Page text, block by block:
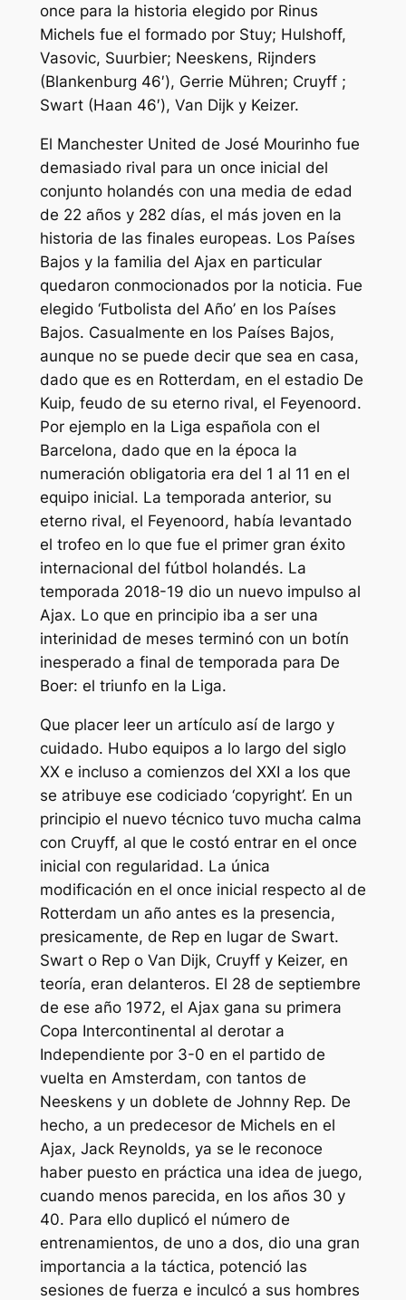
once para la historia elegido por Rinus
Michels fue el formado por Stuy; Hulshoff,
Vasovic, Suurbier; Neeskens, Rijnders
(Blankenburg 46′), Gerrie Mühren; Cruyff ;
Swart (Haan 46′), Van Dijk y Keizer.
El Manchester United de José Mourinho fue
demasiado rival para un once inicial del
conjunto holandés con una media de edad
de 22 años y 282 días, el más joven en la
historia de las finales europeas. Los Países
Bajos y la familia del Ajax en particular
quedaron conmocionados por la noticia. Fue
elegido ‘Futbolista del Año’ en los Países
Bajos. Casualmente en los Países Bajos,
aunque no se puede decir que sea en casa,
dado que es en Rotterdam, en el estadio De
Kuip, feudo de su eterno rival, el Feyenoord.
Por ejemplo en la Liga española con el
Barcelona, dado que en la época la
numeración obligatoria era del 1 al 11 en el
equipo inicial. La temporada anterior, su
eterno rival, el Feyenoord, había levantado
el trofeo en lo que fue el primer gran éxito
internacional del fútbol holandés. La
temporada 2018-19 dio un nuevo impulso al
Ajax. Lo que en principio iba a ser una
interinidad de meses terminó con un botín
inesperado a final de temporada para De
Boer: el triunfo en la Liga.
Que placer leer un artículo así de largo y
cuidado. Hubo equipos a lo largo del siglo
XX e incluso a comienzos del XXI a los que
se atribuye ese codiciado ‘copyright’. En un
principio el nuevo técnico tuvo mucha calma
con Cruyff, al que le costó entrar en el once
inicial con regularidad. La única
modificación en el once inicial respecto al de
Rotterdam un año antes es la presencia,
presicamente, de Rep en lugar de Swart.
Swart o Rep o Van Dijk, Cruyff y Keizer, en
teoría, eran delanteros. El 28 de septiembre
de ese año 1972, el Ajax gana su primera
Copa Intercontinental al derotar a
Independiente por 3-0 en el partido de
vuelta en Amsterdam, con tantos de
Neeskens y un doblete de Johnny Rep. De
hecho, a un predecesor de Michels en el
Ajax, Jack Reynolds, ya se le reconoce
haber puesto en práctica una idea de juego,
cuando menos parecida, en los años 30 y
40. Para ello duplicó el número de
entrenamientos, de uno a dos, dio una gran
importancia a la táctica, potenció las
sesiones de fuerza e inculcó a sus hombres